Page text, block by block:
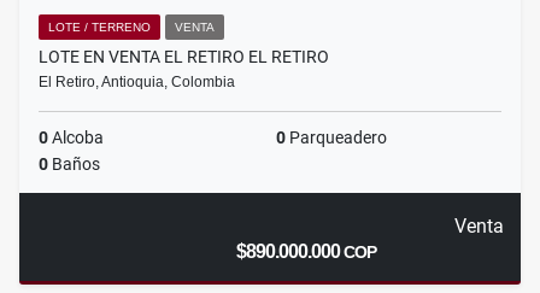
LOTE / TERRENO VENTA
LOTE EN VENTA EL RETIRO EL RETIRO
El Retiro, Antioquia, Colombia
0Alcoba 0 Parqueadero
0 Baños
Venta
$890.000.000COP